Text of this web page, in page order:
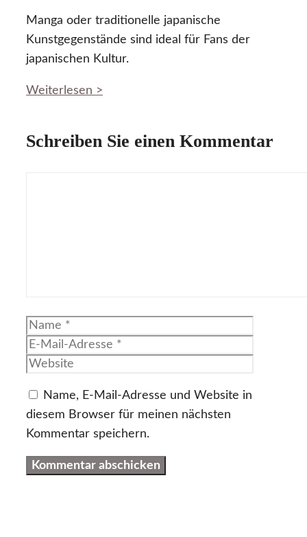
Manga oder traditionelle japanische
Kunstgegenstände sind ideal für Fans der
japanischen Kultur.
Weiterlesen >
Schreiben Sie einen Kommentar
Name
Name, E-Mail-Adresse und Website in
diesem Browser für meinen nächsten
Kommentar speichern.